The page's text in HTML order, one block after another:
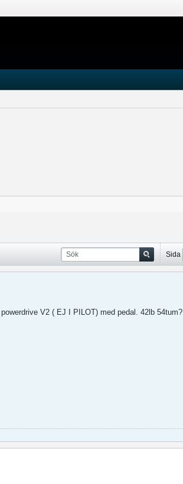
Sida
V2 ( EJ I PILOT) med pedal. 42lb 54tum?